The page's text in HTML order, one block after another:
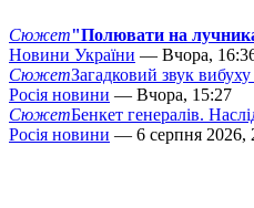
Сюжет"Полювати на
Новини України — Вчора,
СюжетЗагадковий звук
Росія новини — Вчора, 15:27
СюжетБенкет генералів.
Росія новини — 6 серпня 2026,